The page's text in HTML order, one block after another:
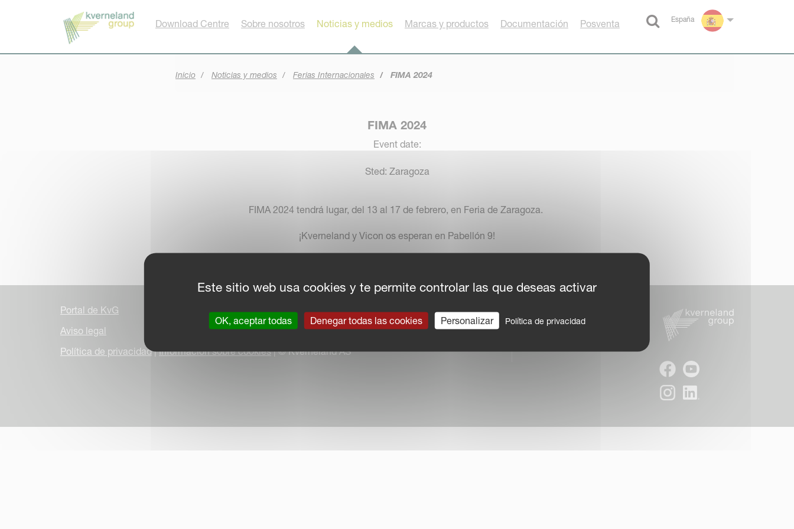
España
Select language
Download Centre Sobre nosotros Noticias y medios Marcas y productos Documentación Posventa
Inicio Noticias y medios Ferias Internacionales FIMA 2024
FIMA 2024
Event date:
Sted: Zaragoza
FIMA 2024 tendrá lugar, del 13 al 17 de febrero, en Feria de Zaragoza.
¡Kverneland y Vicon os esperan en Pabellón 9!
Portal de KvG
Aviso legal
Política de privacidad|Información sobre cookies| © Kverneland AS
Este sitio web usa cookies y te permite controlar las que deseas activar
OK, aceptar todas Denegar todas las cookies Personalizar Política de privacidad